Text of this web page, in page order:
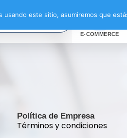
E-COMMERCE
Política de Empresa
Términos y condiciones
este sitio, asumiremos que